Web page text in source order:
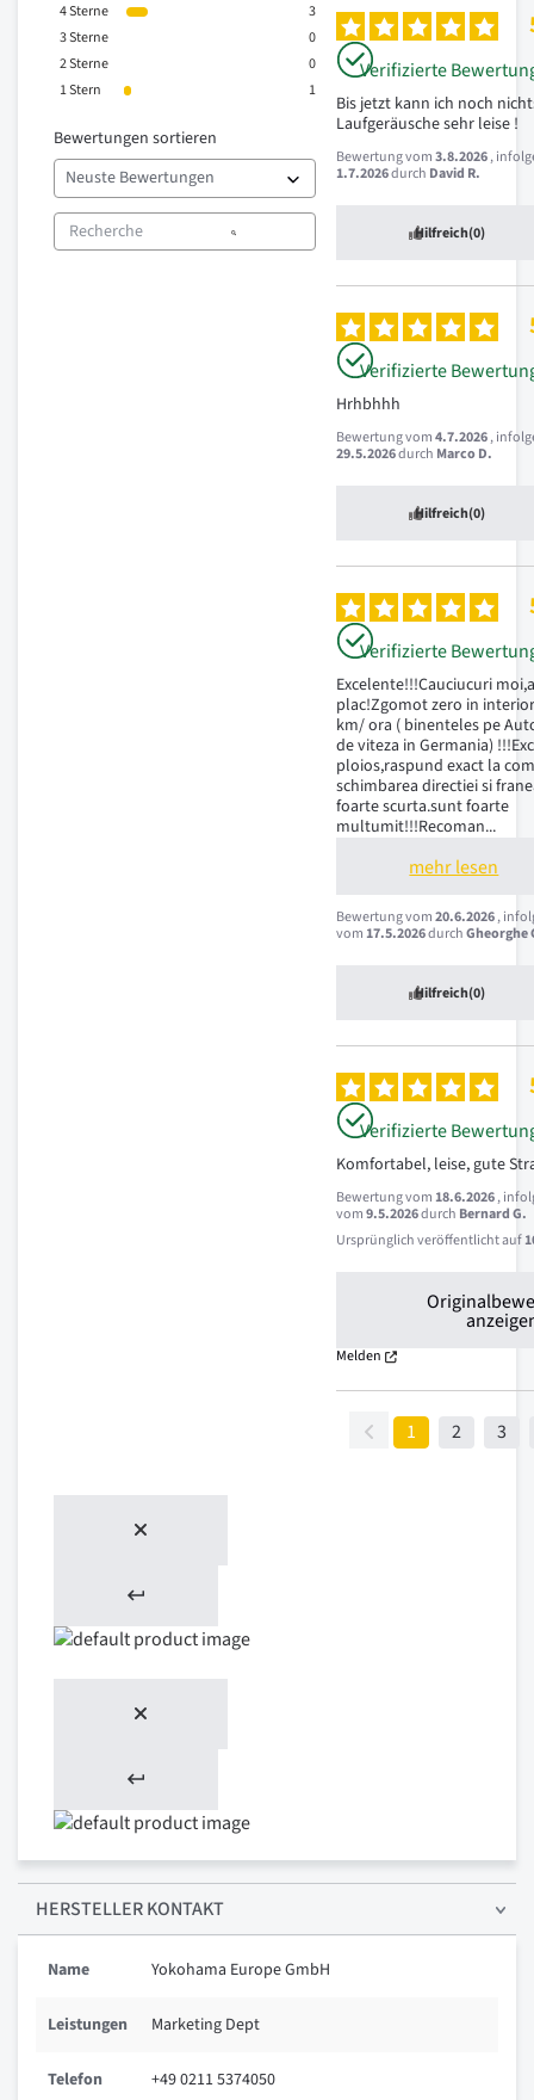
4Sterne
3
3Sterne
0
2Sterne
0
1Stern 1
Bewertungen sortieren
Verifizierte
Bis jetzt kann ich noch
Laufgeräusche sehr leise !
Bewertung vom3.8.2026,
1.7.2026durch David R.
Hilfreich(0)
Verifizierte
Hrhbhhh
Bewertung vom4.7.2026,
29.5.2026durch Marco D.
Hilfreich(0)
Verifizierte
Excelente!!!Cauciucuri
plac!Zgomot zero in
km/ ora ( binenteles pe
de viteza in Germania)
ploios,raspund exact la
schimbarea directiei si
foarte scurta.sunt foarte
multumit!!!Recoman...
mehr lesen
Bewertung vom20.6.2026,
vom17.5.2026durchGheorghe
Hilfreich(0)
Verifizierte
Komfortabel, leise, gute
Bewertung vom18.6.2026,
vom9.5.2026durch Bernard G.
Ursprünglich veröffentlicht auf
Melden
1 2 3
HERSTELLER KONTAKT
Name Yokohama Europe GmbH
Leistungen Marketing Dept
Telefon +49 0211 5374050